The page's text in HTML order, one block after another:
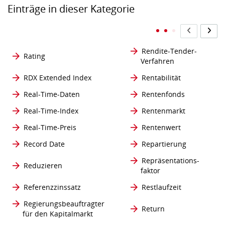
Einträge in dieser Kategorie
Rating
Rendite-Tender-
Verfahren
RDX Extended Index
Rentabilität
Real-Time-Daten
Rentenfonds
Real-Time-Index
Rentenmarkt
Real-Time-Preis
Rentenwert
Record Date
Repartierung
Reduzieren
Repräsentations-
faktor
Referenzzinssatz
Restlaufzeit
Regierungsbeauftragter
für den Kapitalmarkt
Return